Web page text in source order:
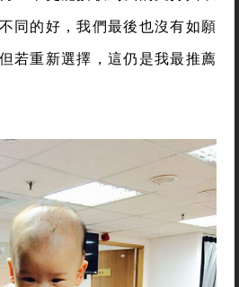
同的好，我們最後也沒有如願
若重新選擇，這仍是我最推薦